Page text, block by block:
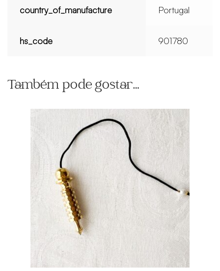
country_of_manufacture Portugal
hs_code 901780
Também pode gostar…